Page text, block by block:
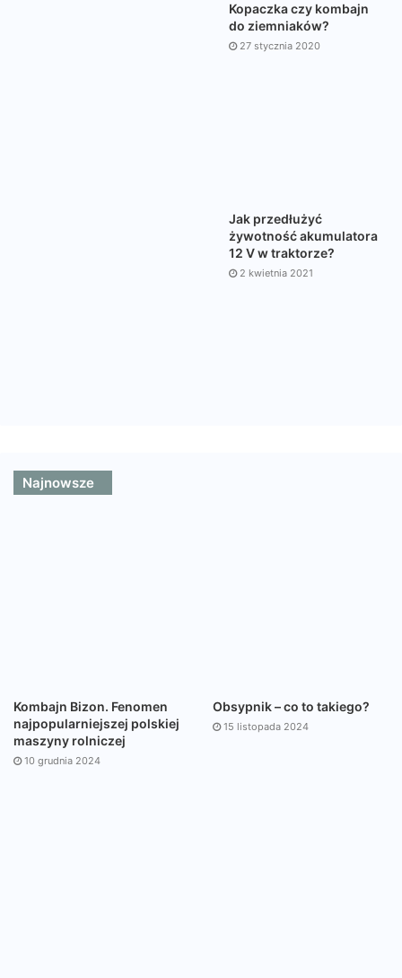
Kopaczka czy kombajn
do ziemniaków?
27 stycznia 2020
Jak przedłużyć
żywotność akumulatora
12 V w traktorze?
2 kwietnia 2021
Najnowsze
Kombajn Bizon. Fenomen
najpopularniejszej polskiej
maszyny rolniczej
10 grudnia 2024
Obsypnik – co to takiego?
15 listopada 2024